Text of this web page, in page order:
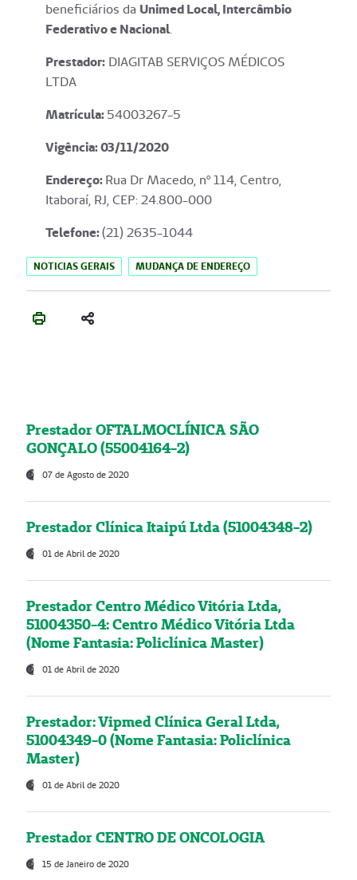
beneficiários da Unimed Local, Intercâmbio
Federativo e Nacional.
Prestador: DIAGITAB SERVIÇOS MÉDICOS
LTDA
Matrícula:54003267-5
Vigência: 03/11/2020
Endereço:Rua Dr Macedo, nº 114, Centro,
Itaboraí, RJ, CEP: 24.800-000
Telefone:(21) 2635-1044
NOTICIAS GERAIS MUDANÇA DE ENDEREÇO
Prestador OFTALMOCLÍNICA SÃO
GONÇALO (55004164-2)
07 de Agosto de 2020
Prestador Clínica Itaipú Ltda (51004348-2)
01 de Abril de 2020
Prestador Centro Médico Vitória Ltda,
51004350-4: Centro Médico Vitória Ltda
(Nome Fantasia: Policlínica Master)
01 de Abril de 2020
Prestador: Vipmed Clínica Geral Ltda,
51004349-0 (Nome Fantasia: Policlínica
Master)
01 de Abril de 2020
Prestador CENTRO DE ONCOLOGIA
15 de Janeiro de 2020